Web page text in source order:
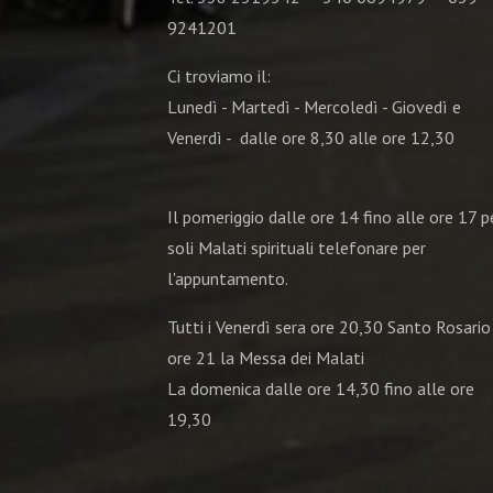
9241201
Ci troviamo il:
Lunedì - Martedì - Mercoledì - Giovedì e
Venerdì - dalle ore 8,30 alle ore 12,30
Il pomeriggio dalle ore 14 fino alle ore 17
soli Malati spirituali telefonare per
l'appuntamento.
Tutti i Venerdì sera ore 20,30 Santo Rosario
ore 21 la Messa dei Malati
La domenica dalle ore 14,30 fino alle ore
19,30